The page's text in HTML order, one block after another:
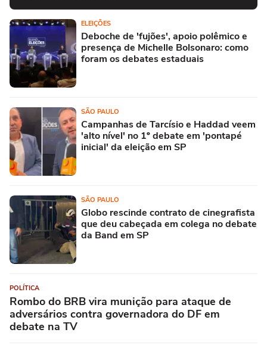
ELEIÇÕES
Deboche de 'fujões', apoio polêmico e
presença de Michelle Bolsonaro: como
foram os debates estaduais
SÃO PAULO
Campanhas de Tarcísio e Haddad veem
'alto nível' no 1º debate em 'pontapé
inicial' da eleição em SP
SÃO PAULO
Globo rescinde contrato de cinegrafista
que deu cabeçada em colega no debate
da Band em SP
POLÍTICA
Rombo do BRB vira munição para ataque de
adversários contra governadora do DF em
debate na TV